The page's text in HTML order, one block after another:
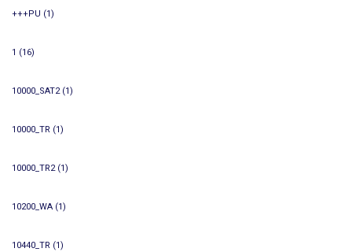
+++PU (1)
1 (16)
10000_SAT2(1)
10000_TR (1)
10000_TR2(1)
10200_WA (1)
10440_TR (1)